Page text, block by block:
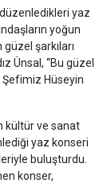
yaz
yoğun
şarkıları
Ünsal, “Bu güzel
Hüseyin
kültür ve sanat
yaz konseri
buluşturdu.
konser,